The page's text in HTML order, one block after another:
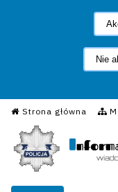
Nie
Strona główna